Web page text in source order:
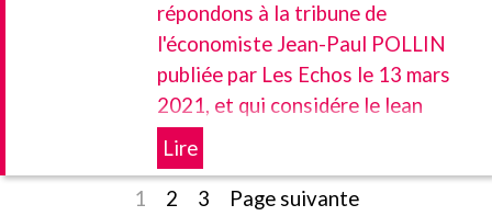
répondons à la tribune de
l'économiste Jean-Paul POLLIN
publiée par Les Echos le 13 mars
2021, et qui considére le lean
management comme un outil de
fragilisation des entreprises et de
l'économie
Lire
Page actuelle :
1 Aller à la page :
2 Aller à la page :
3
Page suivante